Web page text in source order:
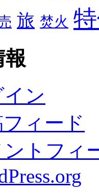
旅 焚火
報
イン
ィード
ントフィ